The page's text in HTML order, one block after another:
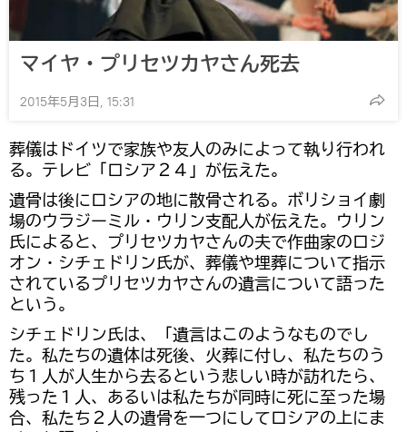
マイヤ・プリセツカヤさん死去
2015年5月3日, 15:31
葬儀はドイツで家族や友人のみによって執り行われ
る。テレビ「ロシア２４」が伝えた。
遺骨は後にロシアの地に散骨される。ボリショイ劇
場のウラジーミル・ウリン支配人が伝えた。ウリン
氏によると、プリセツカヤさんの夫で作曲家のロジ
オン・シチェドリン氏が、葬儀や埋葬について指示
されているプリセツカヤさんの遺言について語った
という。
シチェドリン氏は、「遺言はこのようなものでし
た。私たちの遺体は死後、火葬に付し、私たちのう
ち１人が人生から去るという悲しい時が訪れたら、
残った１人、あるいは私たちが同時に死に至った場
合、私たち２人の遺骨を一つにしてロシアの上にま